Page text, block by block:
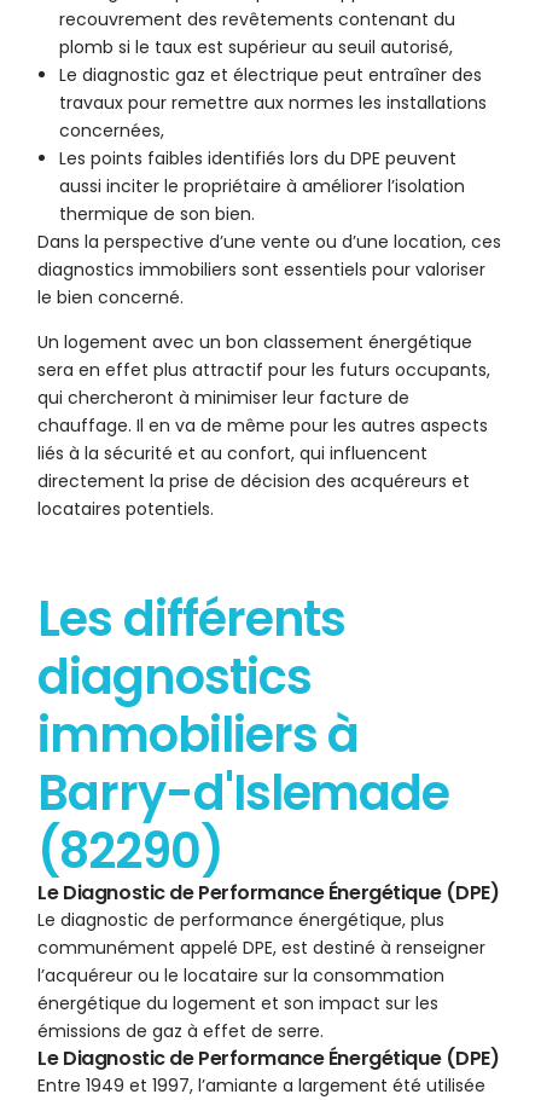
recouvrement des revêtements contenant du
plomb si le taux est supérieur au seuil autorisé,
Le diagnostic gaz et électrique peut entraîner des
travaux pour remettre aux normes les installations
concernées,
Les points faibles identifiés lors du DPE peuvent
aussi inciter le propriétaire à améliorer l’isolation
thermique de son bien.
Dans la perspective d’une vente ou d’une location, ces
diagnostics immobiliers sont essentiels pour valoriser
le bien concerné.
Un logement avec un bon classement énergétique
sera en effet plus attractif pour les futurs occupants,
qui chercheront à minimiser leur facture de
chauffage. Il en va de même pour les autres aspects
liés à la sécurité et au confort, qui influencent
directement la prise de décision des acquéreurs et
locataires potentiels.
Les différents
diagnostics
immobiliers à
Barry-d'Islemade
(82290)
Le Diagnostic de Performance Énergétique (DPE)
Le diagnostic de performance énergétique, plus
communément appelé DPE, est destiné à renseigner
l’acquéreur ou le locataire sur la consommation
énergétique du logement et son impact sur les
émissions de gaz à effet de serre.
Le Diagnostic de Performance Énergétique (DPE)
Entre 1949 et 1997, l’amiante a largement été utilisée